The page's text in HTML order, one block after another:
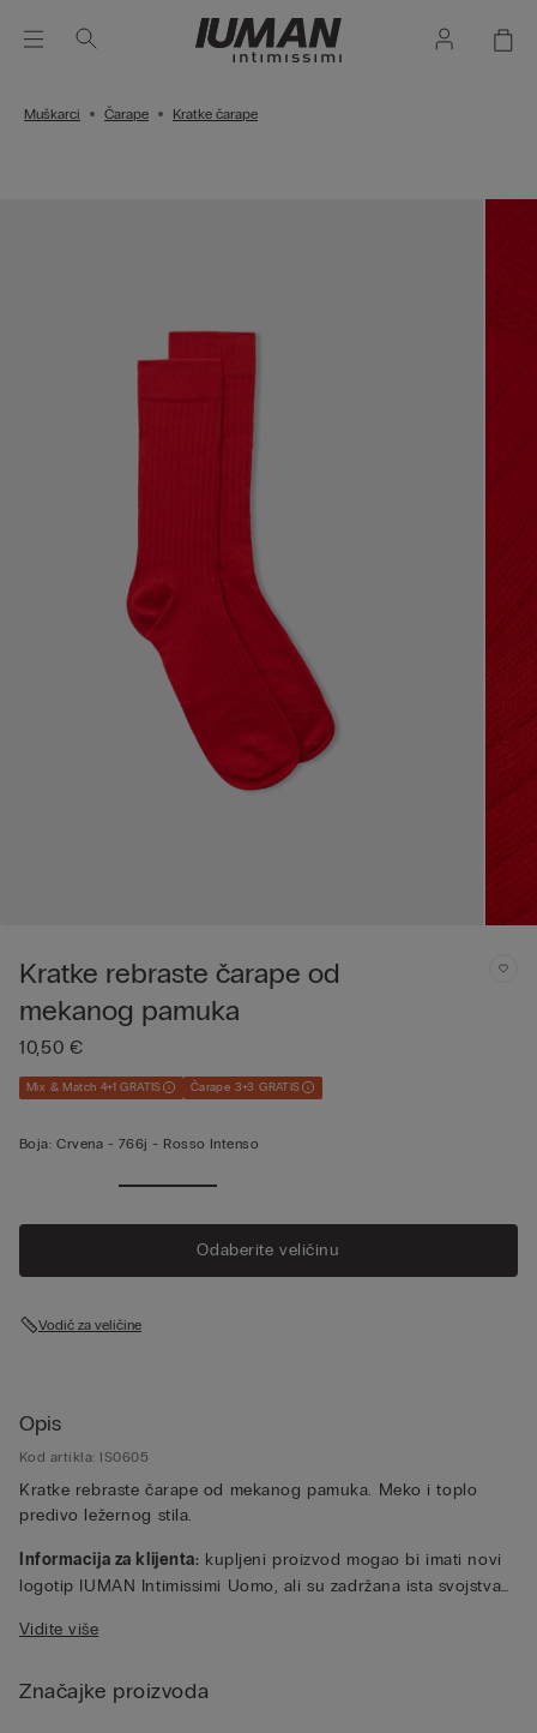
Muškarci Čarape Kratke čarape
Kratke rebraste čarape od
mekanog pamuka
10,50 €
Mix & Match 4+1 GRATIS Čarape 3+3 GRATIS
Boja: Crvena - 766j - Rosso Intenso
Odaberite veličinu
Vodič za veličine
Opis
Kod artikla: IS0605
Kratke rebraste čarape od mekanog pamuka. Meko i toplo
predivo ležernog stila.
Informacija za klijenta: kupljeni proizvod mogao bi imati novi
logotip IUMAN Intimissimi Uomo, ali su zadržana ista svojstva
stranici.
Vidite više
Značajke proizvoda